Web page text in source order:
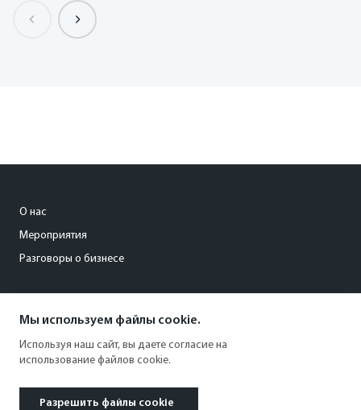
О нас
Мероприятия
Разговоры о бизнесе
+7 (495) 797-69-70
Мы используем файлы cookie.
Используя наш сайт, вы даете согласие на
использование файлов cookie.
Разрешить файлы cookie